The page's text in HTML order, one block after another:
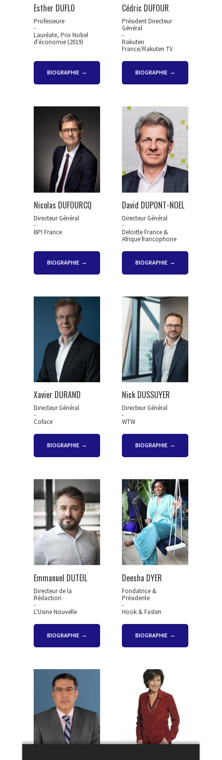
Esther DUFLO
Professeure
-
Lauréate, Prix Nobel
d'économie (2019)
BIOGRAPHIE
Cédric DUFOUR
Président Directeur
Général
-
Rakuten
France/Rakuten TV
BIOGRAPHIE
Nicolas DUFOURCQ
Directeur Général
-
BPI France
BIOGRAPHIE
David DUPONT-NOEL
Directeur Général
-
Deloitte France &
Afrique francophone
BIOGRAPHIE
Xavier DURAND
Directeur Général
-
Coface
BIOGRAPHIE
Nick DUSSUYER
Directeur Général
-
WTW
BIOGRAPHIE
Emmanuel DUTEIL
Directeur de la
Rédaction
-
L'Usine Nouvelle
BIOGRAPHIE
Deesha DYER
Fondatrice &
Présidente
-
Hook & Fasten
BIOGRAPHIE